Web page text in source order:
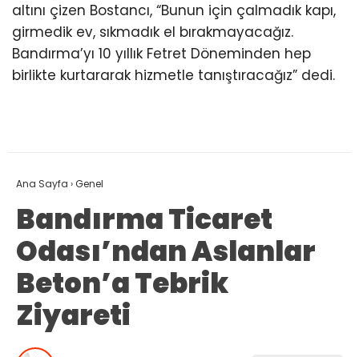
altını çizen Bostancı, “Bunun için çalmadık kapı,
girmedik ev, sıkmadık el bırakmayacağız.
Bandırma’yı 10 yıllık Fetret Döneminden hep
birlikte kurtararak hizmetle tanıştıracağız” dedi.
Ana Sayfa ›Genel
Bandırma Ticaret
Odası’ndan Aslanlar
Beton’a Tebrik
Ziyareti